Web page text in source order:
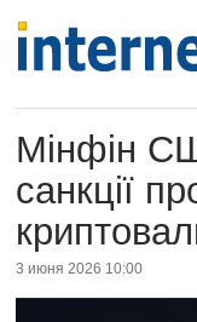
Мінфін
санкції
3 июня 2026 10:00